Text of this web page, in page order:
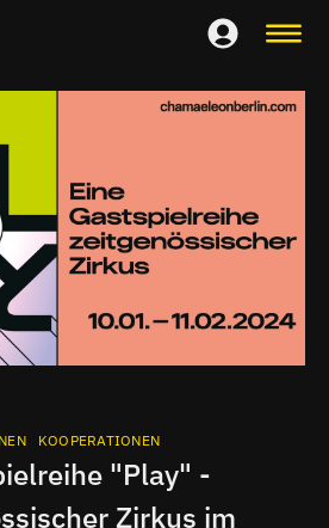
KOOPERATIONEN
"Play" -
Zirkus im